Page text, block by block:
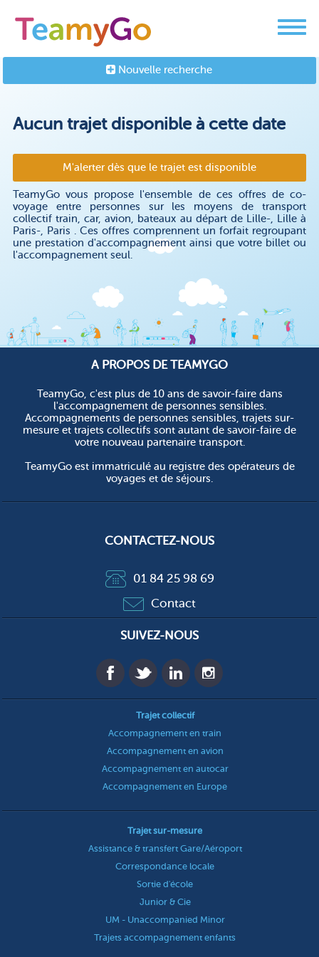
Nouvelle recherche
Aucun trajet disponible à cette date
M'alerter dès que le trajet est disponible
TeamyGo vous propose l'ensemble de ces offres de co-
voyage entre personnes sur les moyens de transport
collectif train, car, avion, bateaux au départ de Lille-, Lille à
Paris-, Paris . Ces offres comprennent un forfait regroupant
une prestation d'accompagnement ainsi que votre billet ou
l'accompagnement seul.
A PROPOS DE TEAMYGO
TeamyGo, c'est plus de 10 ans de savoir-faire dans
l'accompagnement de personnes sensibles.
Accompagnements de personnes sensibles, trajets sur-
mesure et trajets collectifs sont autant de savoir-faire de
votre nouveau partenaire transport.
TeamyGo est immatriculé au registre des opérateurs de
voyages et de séjours.
CONTACTEZ-NOUS
01 84 25 98 69
Contact
SUIVEZ-NOUS
Trajet collectif
Accompagnement en train
Accompagnement en avion
Accompagnement en autocar
Accompagnement en Europe
Trajet sur-mesure
Assistance & transfert Gare/Aéroport
Correspondance locale
Sortie d'école
Junior & Cie
UM - Unaccompanied Minor
Trajets accompagnement enfants